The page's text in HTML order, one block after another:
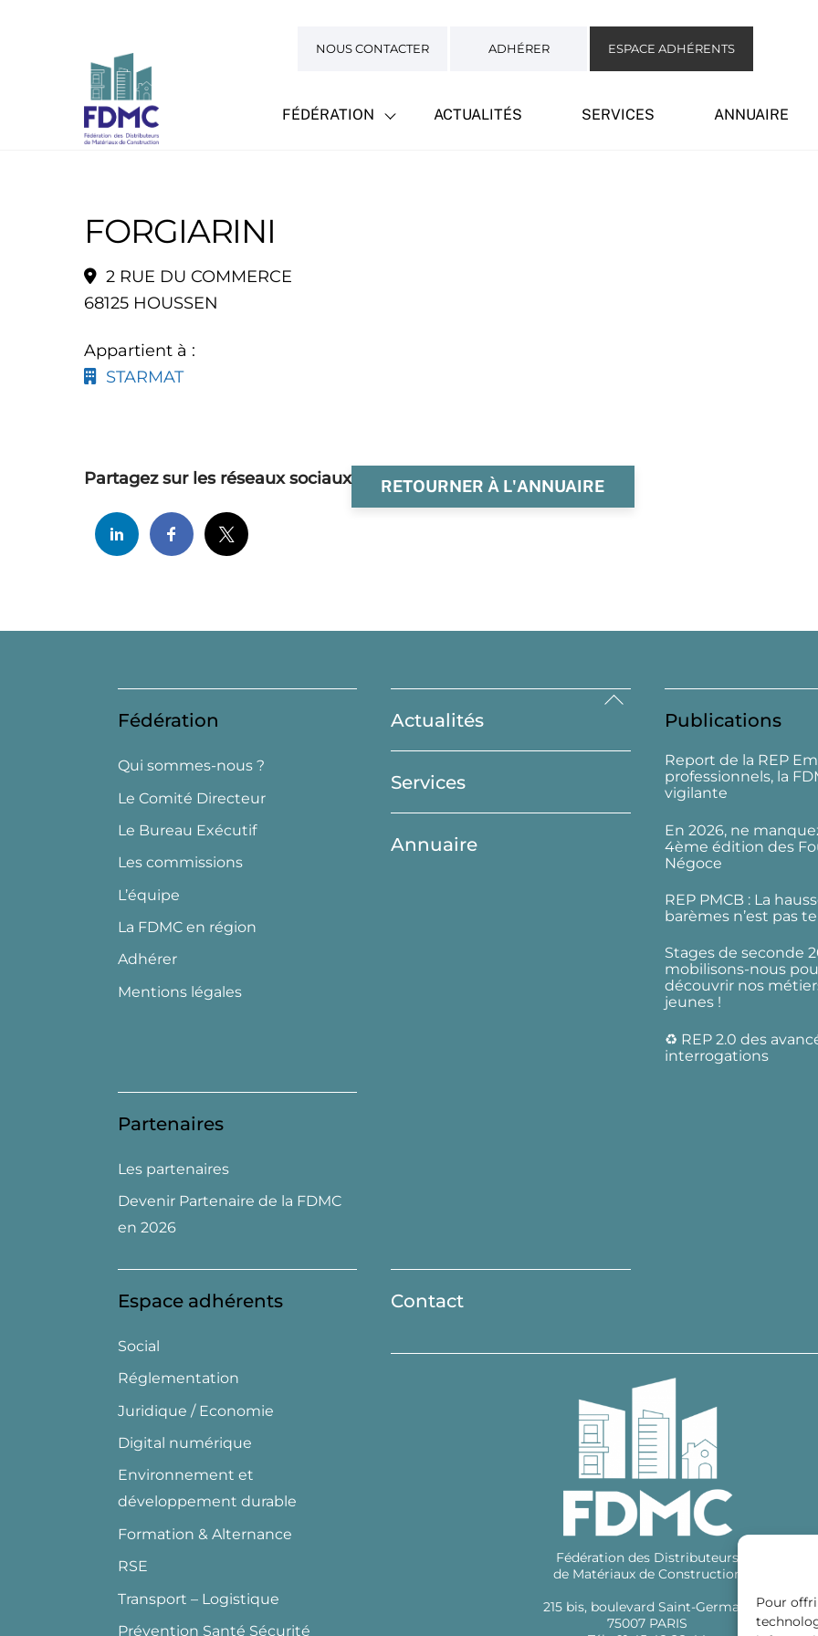
Pour
NOUS CONTACTER ADHÉRER ESPACE ADHÉRENTS
FÉDÉRATION ACTUALITÉS SERVICES ANNUAIRE
FORGIARINI
2 RUE DU COMMERCE
68125 HOUSSEN
Appartient à :
STARMAT
RETOURNER À L'ANNUAIRE
Partagez sur les réseaux sociaux
Back
Top
Fédération
Qui sommes-nous ?
Le Comité Directeur
Le Bureau Exécutif
Les commissions
L’équipe
La FDMC en région
Adhérer
Mentions légales
Actualités
Services
Annuaire
Publications
Report de la REP
professionnels, la
vigilante
En 2026, ne
4ème édition des
Négoce
REP PMCB : La
barèmes n’est pas
Stages de seconde
mobilisons-nous
découvrir nos
jeunes !
♻️ REP 2.0 des
interrogations
Partenaires
Les partenaires
Devenir Partenaire de la FDMC
en 2026
Espace adhérents
Social
Réglementation
Juridique / Economie
Digital numérique
Environnement et
développement durable
Formation & Alternance
RSE
Transport – Logistique
Prévention Santé Sécurité
Contact
Fédération des Distributeurs
de Matériaux de Construction
215 bis, boulevard Saint-Germain
75007 PARIS